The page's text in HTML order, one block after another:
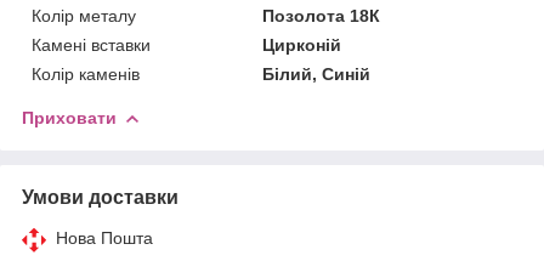
Колір металу
Позолота 18К
Камені вставки
Цирконій
Колір каменів
Білий, Синій
Приховати
Умови доставки
Нова Пошта